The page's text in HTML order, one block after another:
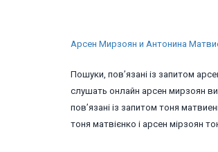
Арсен Мирзоян и Антонина
Пошуки, пов’язані із запитом
слушать онлайн арсен мирзоян
пов’язані із запитом тоня
тоня матвієнко і арсен мірзоян